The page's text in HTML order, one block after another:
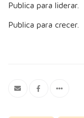
Publica para liderar.
Publica para crecer.